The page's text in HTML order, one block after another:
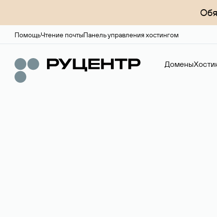
ПомощьЧтение почтыПанель управления хостингом
Домены